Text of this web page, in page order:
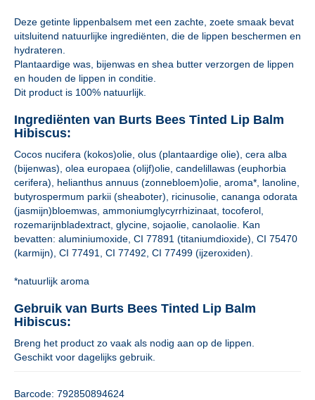
Deze getinte lippenbalsem met een zachte, zoete smaak bevat
uitsluitend natuurlijke ingrediënten, die de lippen beschermen en
hydrateren.
Plantaardige was, bijenwas en shea butter verzorgen de lippen
en houden de lippen in conditie.
Dit product is 100% natuurlijk.
Ingrediënten van Burts Bees Tinted Lip Balm
Hibiscus:
Cocos nucifera (kokos)olie, olus (plantaardige olie), cera alba
(bijenwas), olea europaea (olijf)olie, candelillawas (euphorbia
cerifera), helianthus annuus (zonnebloem)olie, aroma*, lanoline,
butyrospermum parkii (sheaboter), ricinusolie, cananga odorata
(jasmijn)bloemwas, ammoniumglycyrrhizinaat, tocoferol,
rozemarijnbladextract, glycine, sojaolie, canolaolie. Kan
bevatten: aluminiumoxide, CI 77891 (titaniumdioxide), CI 75470
(karmijn), CI 77491, CI 77492, CI 77499 (ijzeroxiden).
*natuurlijk aroma
Gebruik van Burts Bees Tinted Lip Balm
Hibiscus:
Breng het product zo vaak als nodig aan op de lippen.
Geschikt voor dagelijks gebruik.
Barcode: 792850894624